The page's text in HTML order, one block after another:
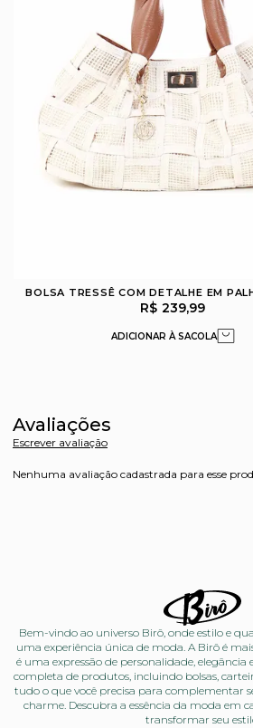
BOLSA TRESSÊ COM DETALHE EM
R$ 239,99
Avaliações
Escrever avaliação
Nenhuma avaliação cadastrada para esse
Bem-vindo ao universo Birô, onde estilo e
uma experiência única de moda. A Birô é
é uma expressão de personalidade,
completa de produtos, incluindo bolsas,
tudo o que você precisa para complementar
charme. Descubra a essência da moda em
transformar seu